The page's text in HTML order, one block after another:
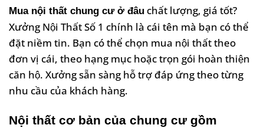
Mua nội thất chung cư ở đâu chất lượng, giá tốt?
Xưởng Nội Thất Số 1 chính là cái tên mà bạn có thể
đặt niềm tin. Bạn có thể chọn mua nội thất theo
đơn vị cái, theo hạng mục hoặc trọn gói hoàn thiện
căn hộ. Xưởng sẵn sàng hỗ trợ đáp ứng theo từng
nhu cầu của khách hàng.
Nội thất cơ bản của chung cư gồm